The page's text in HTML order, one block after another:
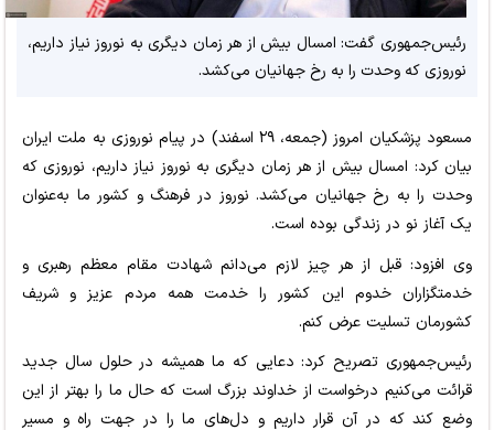
رئیس‌جمهوری گفت: امسال بیش از هر زمان دیگری به نوروز نیاز داریم،
نوروزی که وحدت را به رخ جهانیان می‌کشد.
مسعود پزشکیان امروز (جمعه، ۲۹ اسفند) در پیام نوروزی به ملت ایران
بیان کرد: امسال بیش از هر زمان دیگری به نوروز نیاز داریم، نوروزی که
وحدت را به رخ جهانیان می‌کشد. نوروز در فرهنگ و کشور ما به‌عنوان
یک آغاز نو در زندگی بوده است.
وی افزود: قبل از هر چیز لازم می‌دانم شهادت مقام معظم رهبری و
خدمتگزاران خدوم این کشور را خدمت همه مردم عزیز و شریف
کشورمان تسلیت عرض کنم.
رئیس‌جمهوری تصریح کرد: دعایی که ما همیشه در حلول سال جدید
قرائت می‌کنیم درخواست از خداوند بزرگ است که حال ما را بهتر از این
وضع کند که در آن قرار داریم و دل‌های ما را در جهت راه و مسیر